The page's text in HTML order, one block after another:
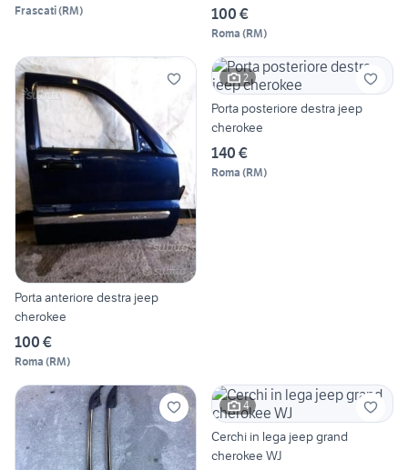
Frascati(RM) 100 €
Roma (RM)
Porta anteriore destra jeep
cherokee
100 €
Roma (RM)
2
Porta posteriore destra jeep
cherokee
140 €
Roma (RM)
4
Cerchi in lega jeep grand
cherokee WJ